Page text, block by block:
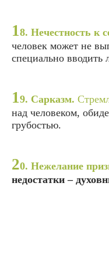
18. Нечестность к
человек может не
специально вводить
19. Сарказм.
над человеком,
грубостью.
20. Нежелание
недостатки –